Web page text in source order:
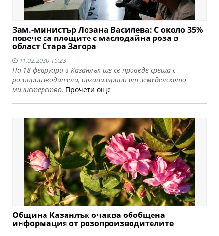
Зам.-министър Лозана Василева: С около 35%
повече са площите с маслодайна роза в
област Стара Загора
11.02.2020 15:23
На 18 февруари в Казанлък ще се проведе среща с
розопроизводители, организирана от земеделското
министерство. Прочети още
Община Казанлък очаква обобщена
информация от розопроизводителите